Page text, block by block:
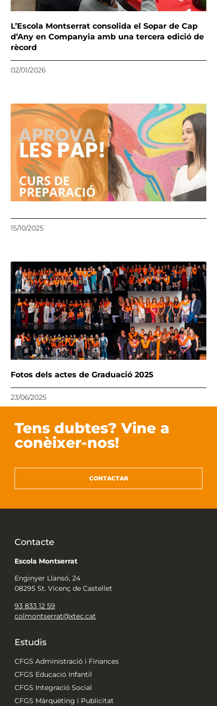
L’Escola Montserrat consolida el Sopar de Cap
d’Any en Companyia amb una tercera edició de
rècord
02/01/2026
15/10/2025
Fotos dels actes de Graduació 2025
23/06/2025
Tens dubtes? Vine a
conèixer-nos!
CONTACTAR
Contacte
Escola Montserrat
Enginyer Llansó, 24
08295 St. Vicenç de Castellet
93 833 12 59
colmontserrat@xtec.cat
Estudis
CFGS Administració i Finances
CFGS Educació Infantil
CFGS Integració Social
CFGS Màrquèting i Publicitat